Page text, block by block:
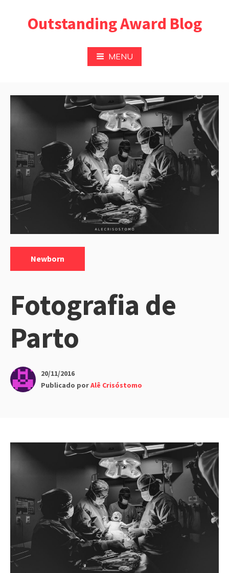
Outstanding Award Blog
MENU
Newborn
Fotografia de
Parto
20/11/2016
Publicado porAlê Crisóstomo